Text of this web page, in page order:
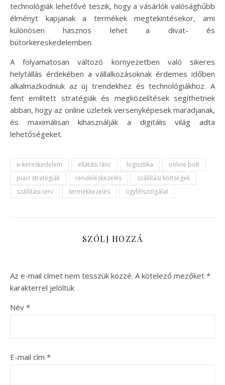
technológiák lehetővé teszik, hogy a vásárlók valósághűbb
élményt kapjanak a termékek megtekintésekor, ami
különösen hasznos lehet a divat- és
bútorkereskedelemben.
A folyamatosan változó környezetben való sikeres
helytállás érdekében a vállalkozásoknak érdemes időben
alkalmazkodniuk az új trendekhez és technológiákhoz. A
fent említett stratégiák és megközelítések segíthetnek
abban, hogy az online üzletek versenyképesek maradjanak,
és maximálisan kihasználják a digitális világ adta
lehetőségeket.
e-kereskedelem ellátási lánc logisztika
online bolt
piaci stratégiák
rendeléskezelés
szállítási költségek
szállítási terv
termékkezelés ügyfélszolgálat
SZÓLJ HOZZÁ
Az e-mail címet nem tesszük közzé. A kötelező mezőket *
karakterrel jelöltük
Név *
E-mail cím *